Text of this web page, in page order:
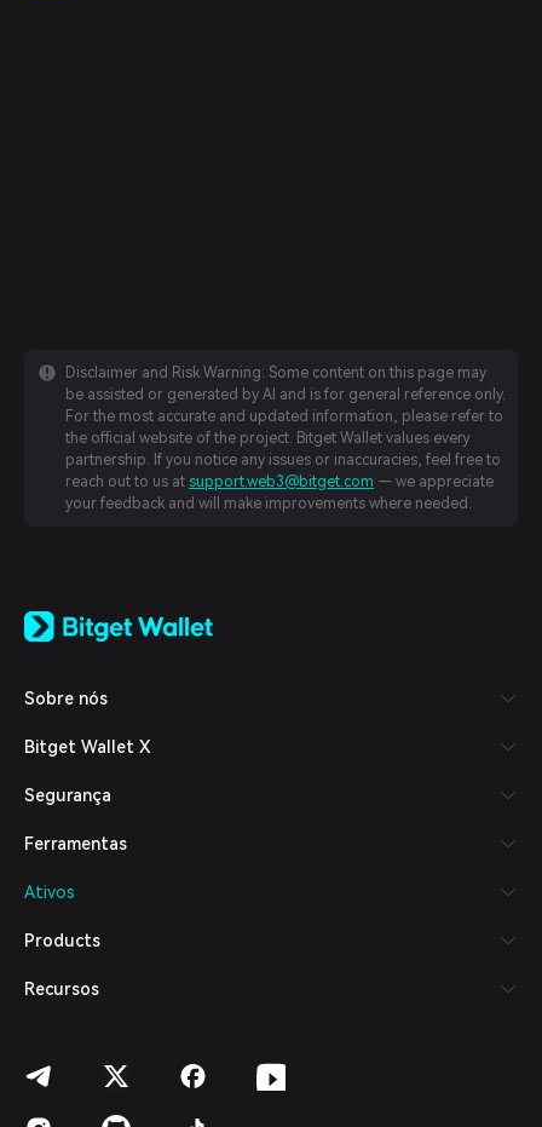
Disclaimer and Risk Warning: Some content on this page may
be assisted or generated by AI and is for general reference only.
For the most accurate and updated information, please refer to
the official website of the project. Bitget Wallet values every
partnership. If you notice any issues or inaccuracies, feel free to
reach out to us at support.web3@bitget.com — we appreciate
your feedback and will make improvements where needed.
日本語
Español (Latinoamérica)
Italiano
Deutsch
繁體中文
Bahasa Indonesia
हिन्दी
Español (Argentina)
Sobre nós
Bitget Wallet X
Segurança
Ferramentas
Ativos
Products
Recursos